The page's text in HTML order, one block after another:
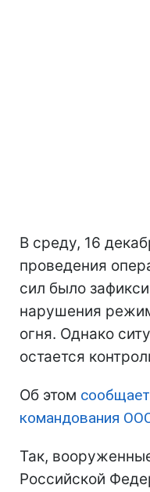
В среду, 16
проведения
сил было
нарушения
огня. Однако
остается
Об этом
командования
Так,
Российской